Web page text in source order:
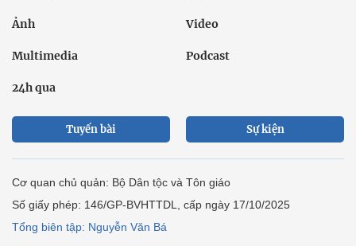
Ảnh Video
Multimedia Podcast
24h qua
Tuyến bài Sự kiện
Cơ quan chủ quản: Bộ Dân tộc và Tôn giáo
Số giấy phép: 146/GP-BVHTTDL, cấp ngày 17/10/2025
Tổng biên tập: Nguyễn Văn Bá